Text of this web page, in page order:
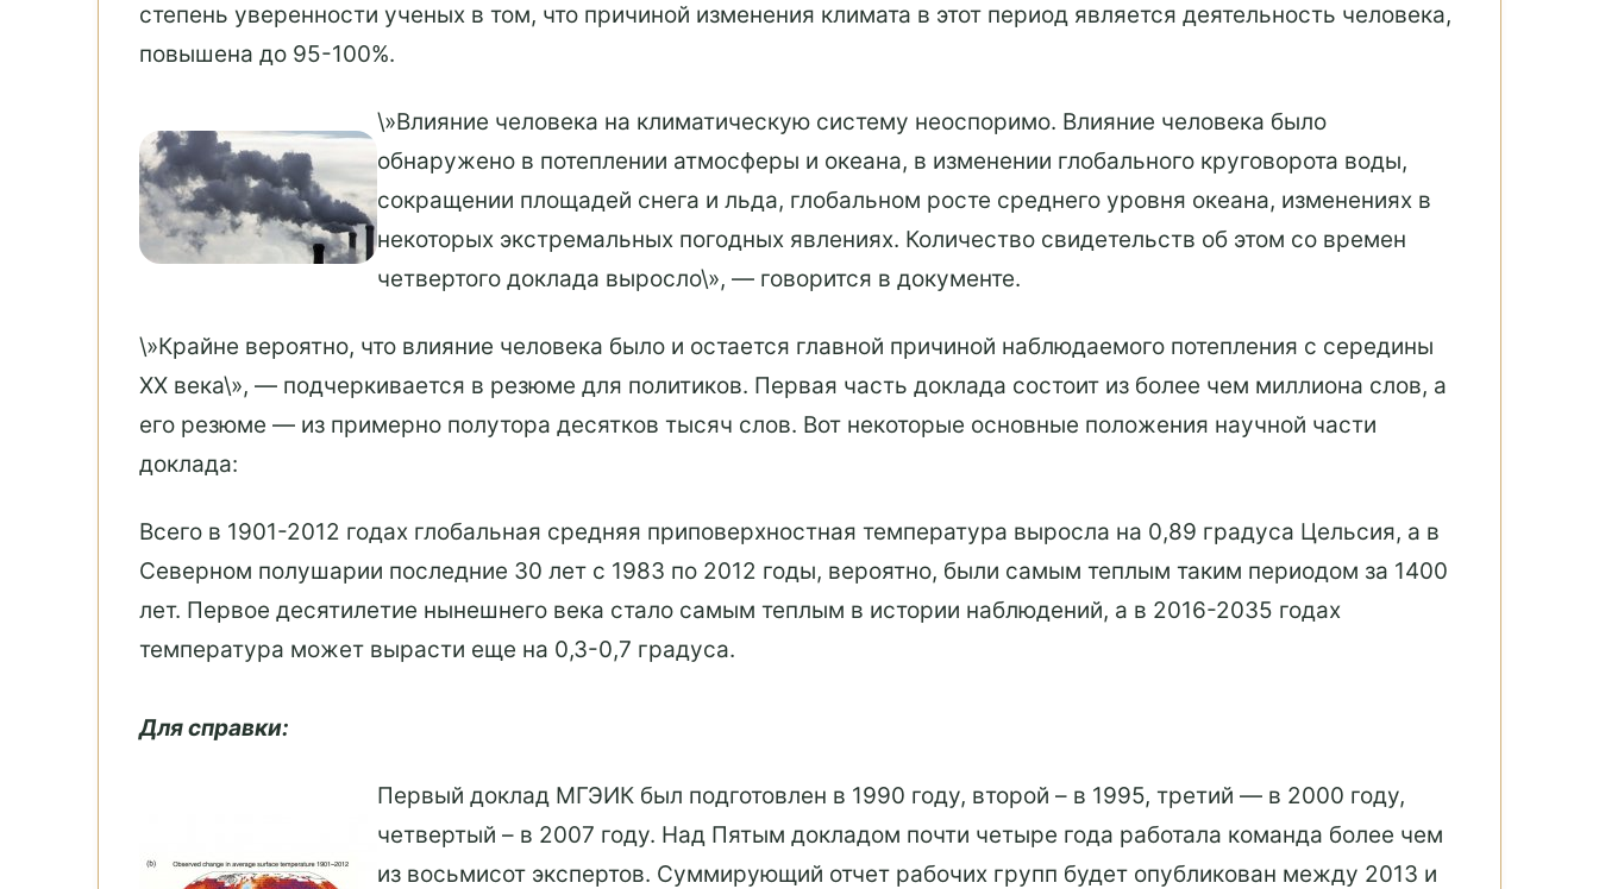
степень уверенности ученых в том, что причиной изменения климата в этот период является деятельность человека,
повышена до 95-100%.
\»Влияние человека на климатическую систему неоспоримо. Влияние человека было
обнаружено в потеплении атмосферы и океана, в изменении глобального круговорота воды,
сокращении площадей снега и льда, глобальном росте среднего уровня океана, изменениях в
некоторых экстремальных погодных явлениях. Количество свидетельств об этом со времен
четвертого доклада выросло\», — говорится в документе.
\»Крайне вероятно, что влияние человека было и остается главной причиной наблюдаемого потепления с середины
XX века\», — подчеркивается в резюме для политиков. Первая часть доклада состоит из более чем миллиона слов, а
его резюме — из примерно полутора десятков тысяч слов. Вот некоторые основные положения научной части
доклада:
Всего в 1901-2012 годах глобальная средняя приповерхностная температура выросла на 0,89 градуса Цельсия, а в
Северном полушарии последние 30 лет с 1983 по 2012 годы, вероятно, были самым теплым таким периодом за 1400
лет. Первое десятилетие нынешнего века стало самым теплым в истории наблюдений, а в 2016-2035 годах
температура может вырасти еще на 0,3-0,7 градуса.
Для справки:
Первый доклад МГЭИК был подготовлен в 1990 году, второй – в 1995, третий — в 2000 году,
четвертый – в 2007 году. Над Пятым докладом почти четыре года работала команда более чем
из восьмисот экспертов. Суммирующий отчет рабочих групп будет опубликован между 2013 и